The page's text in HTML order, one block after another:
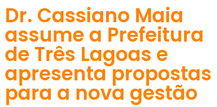
Dr. Cassiano Maia
assume a Prefeitura
de Três Lagoas e
apresenta propostas
para a nova gestão